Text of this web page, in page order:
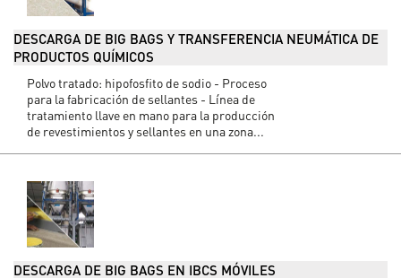
DESCARGA DE BIG BAGS Y TRANSFERENCIA NEUMÁTICA DE
PRODUCTOS QUÍMICOS
Polvo tratado: hipofosfito de sodio - Proceso
para la fabricación de sellantes - Línea de
tratamiento llave en mano para la producción
de revestimientos y sellantes en una zona...
DESCARGA DE BIG BAGS EN IBCS MÓVILES